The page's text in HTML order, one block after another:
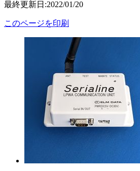
最終更新日:2022/01/20
このページを印刷